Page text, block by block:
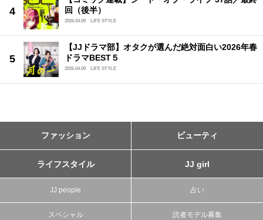
回（後半）
2026.04.09 LIFE STYLE
【JJドラマ部】オタクが選んだ絶対面白い2026年春
ドラマBEST５
2026.04.09 LIFE STYLE
ファッション ビューティ
ライフスタイル JJ girl
JJ people 占い
スペシャル 読者モデル募集